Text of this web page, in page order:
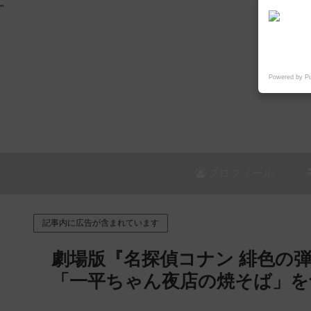
"
記事内に広告が含まれています
劇場版『名探偵コナン 緋色の
「一平ちゃん夜店の焼そば
Powered by